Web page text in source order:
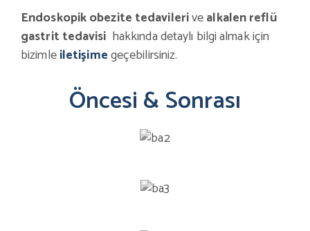
Endoskopik obezite tedavilerivealkalen reflü
gastrit tedavisi hakkında detaylı bilgi almak için
bizimleiletişimegeçebilirsiniz.
Öncesi & Sonrası